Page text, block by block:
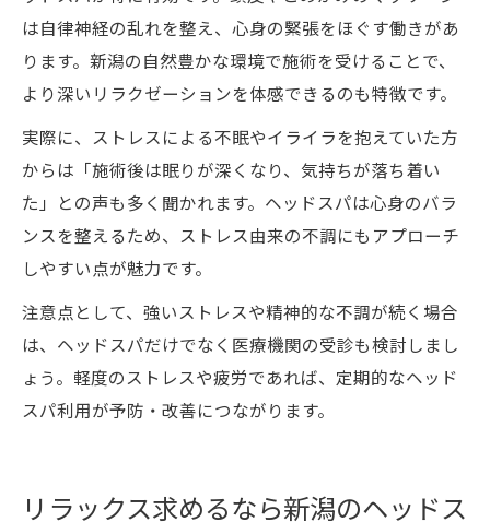
は自律神経の乱れを整え、心身の緊張をほぐす働きがあ
ります。新潟の自然豊かな環境で施術を受けることで、
より深いリラクゼーションを体感できるのも特徴です。
実際に、ストレスによる不眠やイライラを抱えていた方
からは「施術後は眠りが深くなり、気持ちが落ち着い
た」との声も多く聞かれます。ヘッドスパは心身のバラ
ンスを整えるため、ストレス由来の不調にもアプローチ
しやすい点が魅力です。
注意点として、強いストレスや精神的な不調が続く場合
は、ヘッドスパだけでなく医療機関の受診も検討しまし
ょう。軽度のストレスや疲労であれば、定期的なヘッド
スパ利用が予防・改善につながります。
リラックス求めるなら新潟のヘッドス